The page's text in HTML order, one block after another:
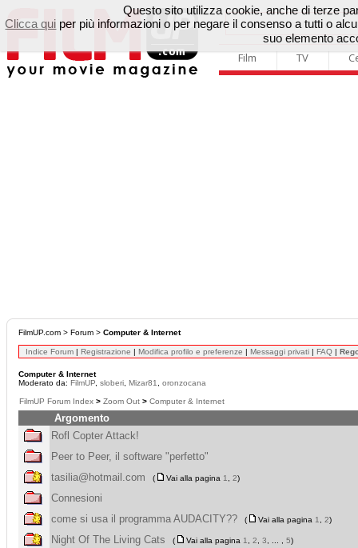
Film TV
FilmUP.com > Forum > Computer & Internet
Indice Forum | Registrazione | Modifica profilo e preferenze | Messaggi privati | FAQ |
Computer & Internet
Moderato da: FilmUP sloberi Mizar81 oronzocana
FilmUP Forum Index > Zoom Out > Computer & Internet
Argomento
Rofl Copter Attack!
Peer to Peer, il software "perfetto"
tasilia@hotmail.com
( Vai alla pagina 1 2)
Connesioni
come si usa il programma AUDACITY??
( Vai alla pagina 1 2)
Night Of The Living Cats ( Vai alla pagina 1 2 3 5)
Questo sito utilizza cookie, anche di terze
Clicca qui per più informazioni o per negare il consenso a tutti o
suo elemento